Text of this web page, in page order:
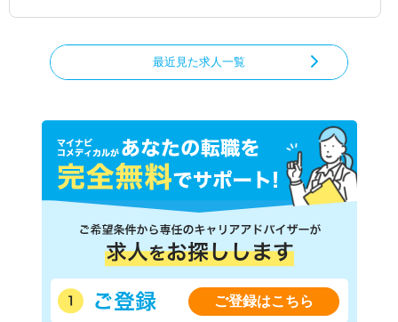
最近見た求人一覧
ご登録はこちら